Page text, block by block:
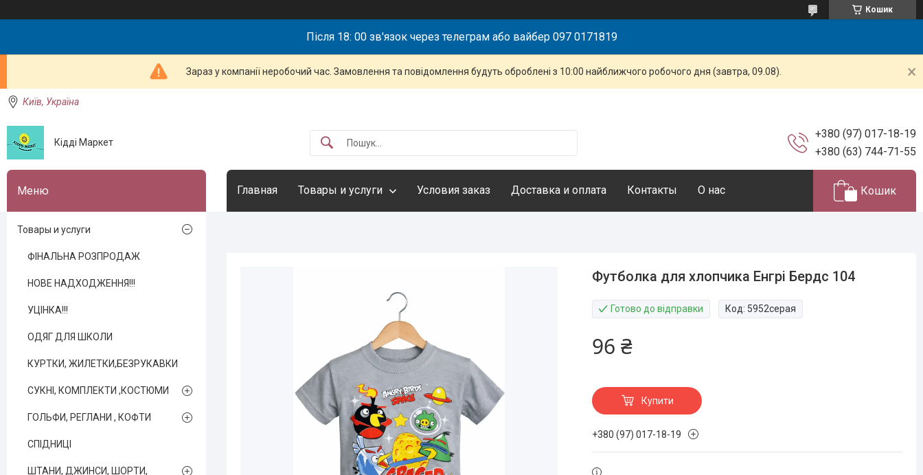
Кошик
Після 18: 00 зв'язок через телеграм або вайбер 097 0171819
Зараз у компанії неробочий час. Замовлення та повідомлення будуть оброблені з 10:00 найближчого робочого дня (завтра, 09.08).
Київ, Україна
Кідді Маркет
+380 (97) 017-18-19
+380 (63) 744-71-55
Главная Товары и услуги Условия заказ Доставка и оплата Контакты О нас Кошик
Футболка для хлопчика Енгрі Бердс 104
Готово до відправки Код: 5952серая
96 ₴
Купити
+380 (97) 017-18-19
Товары и услуги
ФІНАЛЬНА РОЗПРОДАЖ
НОВЕ НАДХОДЖЕННЯ!!!
УЦІНКА!!!
ОДЯГ ДЛЯ ШКОЛИ
КУРТКИ, ЖИЛЕТКИ,БЕЗРУКАВКИ
СУКНІ, КОМПЛЕКТИ ,КОСТЮМИ
ГОЛЬФИ, РЕГЛАНИ , КОФТИ
СПІДНИЦІ
ШТАНИ, ДЖИНСИ, ШОРТИ,